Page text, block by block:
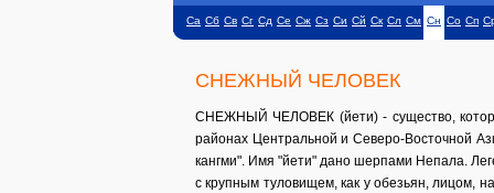
Са Сб Св Сг Сд Се Сж Сз Си Сй Ск Сл См Сн Со Сп
СНЕЖНЫЙ ЧЕЛОВЕК
СНЕЖНЫЙ ЧЕЛОВЕК (йети) - существо,
районах Центральной и Северо-Восточной
кангми". Имя "йети" дано шерпами Непала.
с крупным туловищем, как у обезьян, лицом,